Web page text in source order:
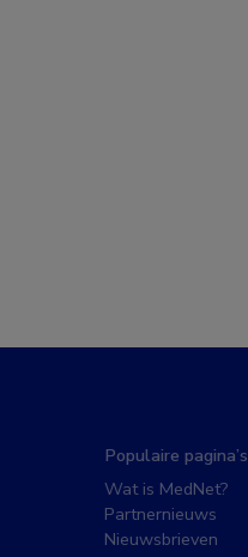
Populaire pagina’s
Wat is MedNet?
Partnernieuws
Nieuwsbrieven